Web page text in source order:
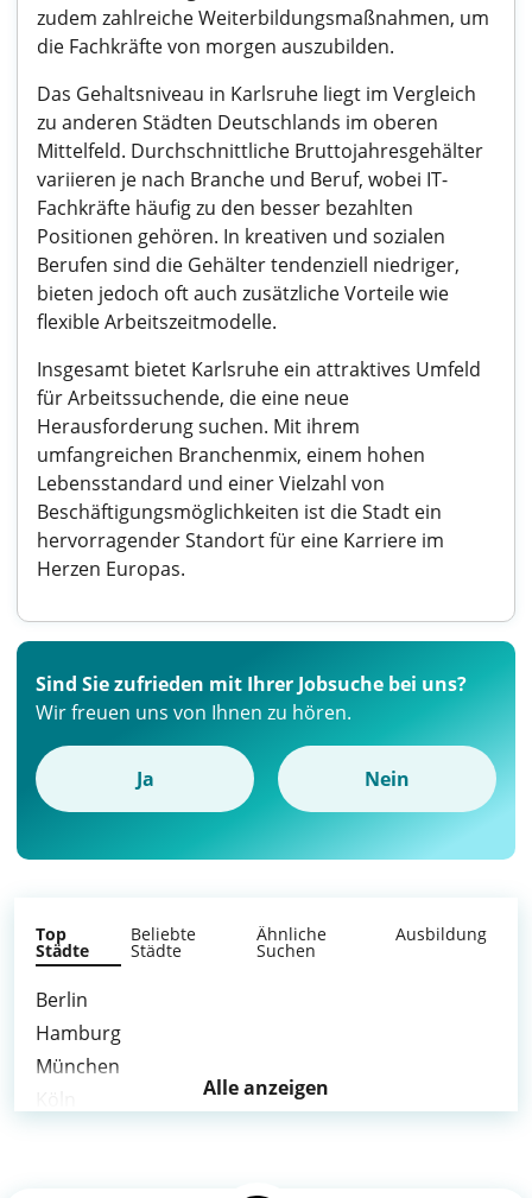
zudem zahlreiche Weiterbildungsmaßnahmen, um
die Fachkräfte von morgen auszubilden.
Das Gehaltsniveau in Karlsruhe liegt im Vergleich
zu anderen Städten Deutschlands im oberen
Mittelfeld. Durchschnittliche Bruttojahresgehälter
variieren je nach Branche und Beruf, wobei IT-
Fachkräfte häufig zu den besser bezahlten
Positionen gehören. In kreativen und sozialen
Berufen sind die Gehälter tendenziell niedriger,
bieten jedoch oft auch zusätzliche Vorteile wie
flexible Arbeitszeitmodelle.
Insgesamt bietet Karlsruhe ein attraktives Umfeld
für Arbeitssuchende, die eine neue
Herausforderung suchen. Mit ihrem
umfangreichen Branchenmix, einem hohen
Lebensstandard und einer Vielzahl von
Beschäftigungsmöglichkeiten ist die Stadt ein
hervorragender Standort für eine Karriere im
Herzen Europas.
Sind Sie zufrieden mit Ihrer Jobsuche bei uns?
Wir freuen uns von Ihnen zu hören.
Ja Nein
Top
Städte
Beliebte
Städte
Ähnliche
Suchen
Ausbildung
Berlin
Hamburg
München
Alle anzeigen